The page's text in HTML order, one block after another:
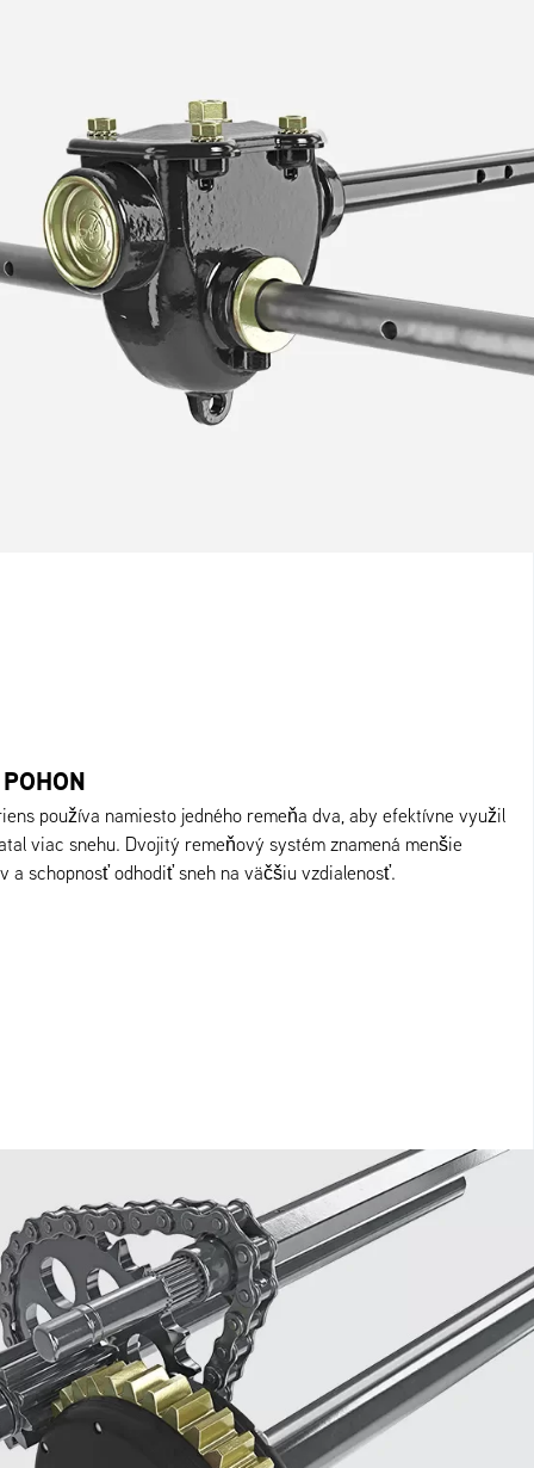
používa namiesto jedného remeňa dva, aby efektívne využil
viac snehu. Dvojitý remeňový systém znamená menšie
a schopnosť odhodiť sneh na väčšiu vzdialenosť.